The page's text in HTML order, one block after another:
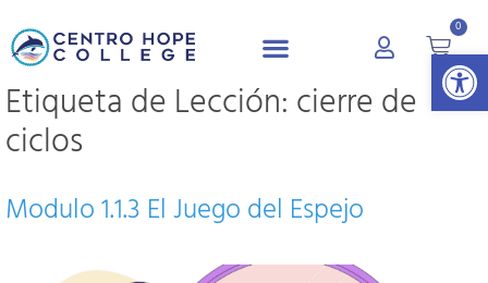
Abrir
0
Etiqueta de Lección: cierre de
ciclos
Modulo 1.1.3 El Juego del Espejo